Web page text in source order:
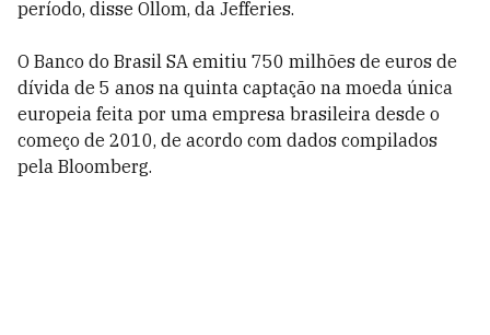
período, disse Ollom, da Jefferies.
O Banco do Brasil SA emitiu 750 milhões de euros de
dívida de 5 anos na quinta captação na moeda única
europeia feita por uma empresa brasileira desde o
começo de 2010, de acordo com dados compilados
pela Bloomberg.